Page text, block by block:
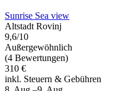
Sunrise Sea view
Altstadt Rovinj
9,6/10
Außergewöhnlich
(4 Bewertungen)
310 €
inkl. Steuern & Gebühren